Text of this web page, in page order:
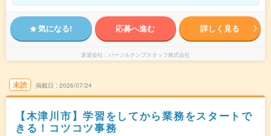
気になる! 応募へ進む 詳しく見る
派遣会社 パーソルテンプスタッフ株式会社
未読 掲載日 2026/07/24
【木津川市】学習をしてから業務をスタートで
きる！コツコツ事務